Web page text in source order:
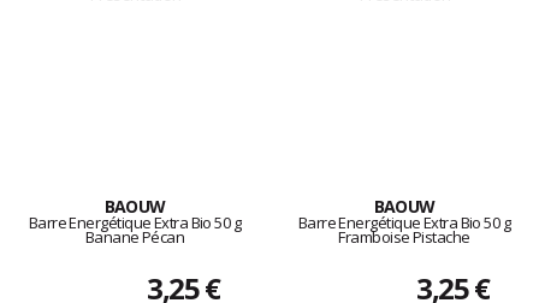
BAOUW
Barre Energétique Extra Bio 50 g
Banane Pécan
3,25 €
BAOUW
Barre Energétique Extra Bio 50 g
Framboise Pistache
3,25 €